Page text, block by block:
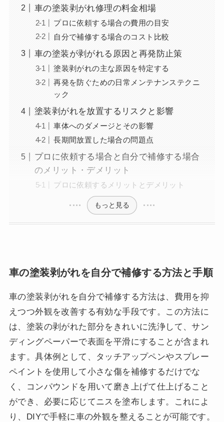
車の塗装剥がれ修理の料金相場
プロに依頼する場合の費用の目安
自分で補修する場合のコスト比較
車の塗装が剥がれる原因と再発防止策
塗装剥がれの主な原因を特定する
再発を防ぐための日常メンテナンステクニ
ック
塗装剥がれを放置するリスクと影響
車体へのダメージとその影響
長期間放置した場合の問題点
プロに依頼する場合と自分で補修する場合
のメリット・デメリット
プロに依頼するメリットとデメリット
もっと見る
車の塗装剥がれを自分で補修する方法と手順
車の塗装剥がれを自分で補修する方法は、費用を抑
えつつ外観を改善する有効な手段です。この方法に
は、塗装の剥がれた部分をきれいに洗浄して、サン
ディングペーパーで表面を平滑にすることが含まれ
ます。具体例として、タッチアップペンやスプレー
ペイントを使用して小さな傷を補修するだけでな
く、コンパウンドを用いて磨き上げて仕上げること
ができ、必要に応じてニスを塗布します。これによ
り、DIYで手軽に車の外観を整えることが可能です。